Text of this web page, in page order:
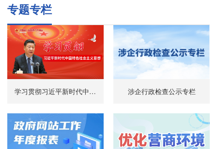
专题专栏
学习贯彻习近平新时代中国特色社会主义思想 涉企行政检查公示专栏